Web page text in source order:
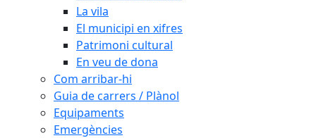
La vila
El municipi en xifres
Patrimoni cultural
En veu de dona
Com arribar-hi
Guia de carrers / Plànol
Equipaments
Emergències